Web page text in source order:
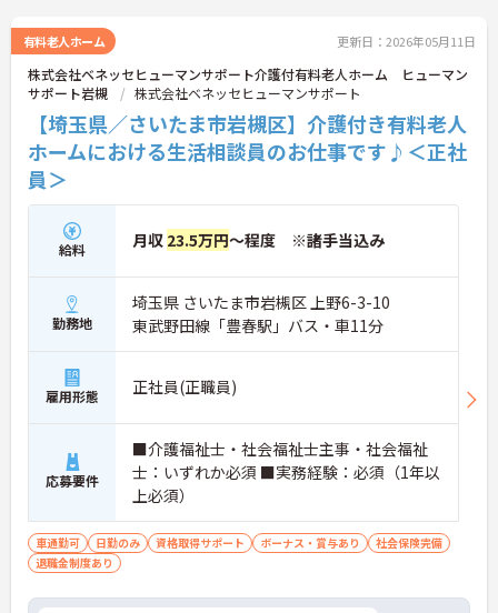
有料老人ホーム 更新日：2026年05月11日
株式会社ベネッセヒューマンサポート介護付有料老人ホーム ヒューマン
サポート岩槻
株式会社ベネッセヒューマンサポート
【埼玉県／さいたま市岩槻区】介護付き有料老人
ホームにおける生活相談員のお仕事です♪＜正社
員＞
給料 月収 23.5万円～程度 ※諸手当込み
勤務地
埼玉県 さいたま市岩槻区 上野6-3-10
東武野田線「豊春駅」バス・車11分
雇用形態 正社員(正職員)
応募要件
■介護福祉士・社会福祉士主事・社会福祉
士：いずれか必須 ■実務経験：必須（1年以
上必須）
車通勤可 日勤のみ 資格取得サポート ボーナス・賞与あり
社会保険完備
退職金制度あり